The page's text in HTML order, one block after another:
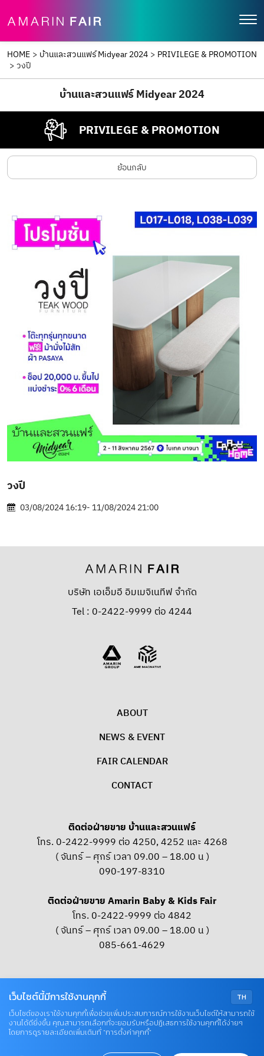
HOME > บ้านและสวนแฟร์ Midyear 2024 > PRIVILEGE & PROMOTION
> วงปี
บ้านและสวนแฟร์ Midyear 2024
PRIVILEGE & PROMOTION
ย้อนกลับ
วงปี
03/08/2024 16:19- 11/08/2024 21:00
บริษัท เอเอ็มอี อิมเมจิเนทีฟ จำกัด
Tel : 0-2422-9999 ต่อ 4244
ABOUT
NEWS & EVENT
FAIR CALENDAR
CONTACT
ติดต่อฝ่ายขาย บ้านและสวนแฟร์
โทร. 0-2422-9999 ต่อ 4250, 4252 และ 4268
( จันทร์ – ศุกร์ เวลา 09.00 – 18.00 น )
090-197-8310
ติดต่อฝ่ายขาย Amarin Baby & Kids Fair
โทร. 0-2422-9999 ต่อ 4842
( จันทร์ – ศุกร์ เวลา 09.00 – 18.00 น )
085-661-4629
© COPYRIGHT 2026 AME IMAGINATIVE COMPANY LIMITED
TH
เว็บไซต์นี้มีการใช้งานคุกกี้
เว็บไซต์ของเราใช้งานคุกกี้เพื่อช่วยเพิ่มประสบการณ์การใช้งานเว็บไซต์ให้สามารถใช้
งานได้ดียิ่งขึ้น คุณสามารถเลือกที่จะยอมรับหรือปฏิเสธการใช้งานคุกกี้ได้ง่ายๆ
โดยการดูรายละเอียดเพิ่มเติมที่ “การตั้งค่าคุกกี้”